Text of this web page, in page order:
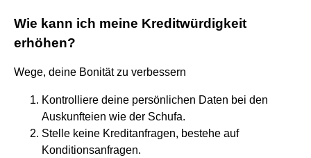
Wie kann ich meine Kreditwürdigkeit
erhöhen?
Wege, deine Bonität zu verbessern
Kontrolliere deine persönlichen Daten bei den
Auskunfteien wie der Schufa.
Stelle keine Kreditanfragen, bestehe auf
Konditionsanfragen.